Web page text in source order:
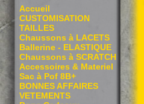
Accueil
CUSTOMISATION
TAILLES
Chaussons à LACETS
Ballerine - ELASTIQUE
Chaussons à SCRATCH
Accessoires & Materiel
Sac à Pof 8B+
BONNES AFFAIRES
VETEMENTS